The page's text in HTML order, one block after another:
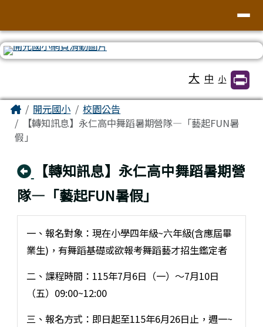
臺南市北區開元國民小學全球資訊網
大 中 小
主內容區域
Home開元國小
校園公告
【轉知訊息】永仁高中舞蹈暑期營隊—「藝起FUN暑
假」
回上頁
【轉知訊息】永仁高中舞蹈暑期營
隊—「藝起FUN暑假」
一、報名對象：現在小學四年級~六年級(含應屆畢
業生)，有舞蹈基礎或欲報考舞蹈藝才招生鑑定者
二、課程時間：115年7月6日（一）～7月10日
（五）09:00~12:00
三、報名方式：即日起至115年6月26日止，週一~
頁尾區域